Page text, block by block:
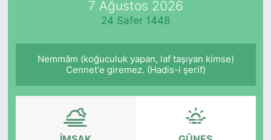
7 Ağustos 2026
24 Safer 1448
Nemmâm (koğuculuk yapan, laf taşıyan kimse)
Cennet'e giremez. (Hadis-i şerif)
KÖŞE YAZILARI
KÖŞE YAZILARI (Arşiv)
KÜLTÜR SANAT
MAGAZİN